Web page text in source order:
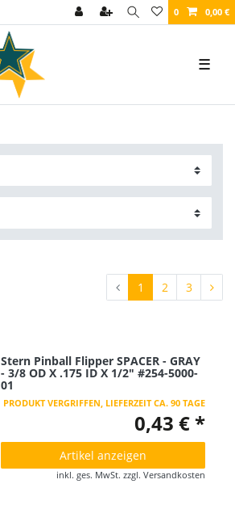
0 0,00 €
☰
1 2 3
Stern Pinball Flipper SPACER - GRAY
- 3/8 OD X .175 ID X 1/2" #254-5000-
01
PRODUKT VERGRIFFEN, LIEFERZEIT CA. 90 TAGE
0,43 € *
Artikel anzeigen
inkl. ges. MwSt. zzgl. Versandkosten